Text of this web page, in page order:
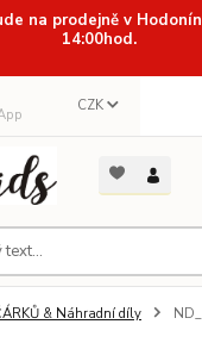
na prodejně v
14:00hod.
CZK
& Náhradní díly